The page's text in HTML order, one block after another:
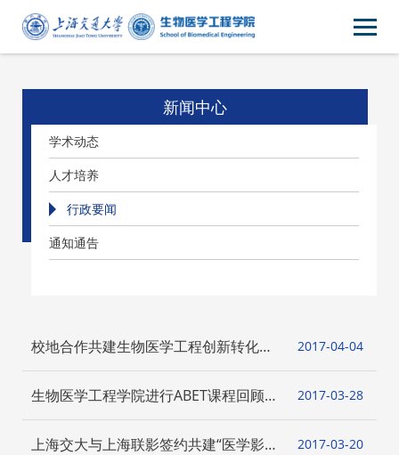
新闻中心
学术动态
人才培养
行政要闻
通知通告
校地合作共建生物医学工程创新转化平
台——交大与南通签约“一基金两基地”
04
2017-04
生物医学工程学院进行ABET课程回顾会
议
28
2017-03
上海交大与上海联影签约共建“医学影像
20
2017-03